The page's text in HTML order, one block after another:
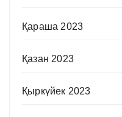
Қараша 2023
Қазан 2023
Қыркүйек 2023